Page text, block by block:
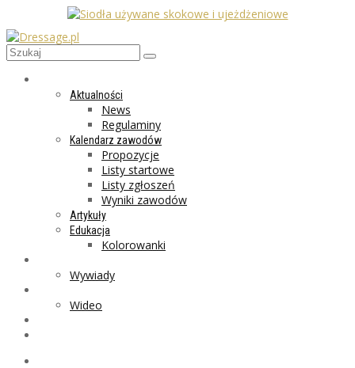
Aktualności
News
Regulaminy
Kalendarz zawodów
Propozycje
Listy startowe
Listy zgłoszeń
Wyniki zawodów
Artykuły
Edukacja
Kolorowanki
Wywiady
Wideo